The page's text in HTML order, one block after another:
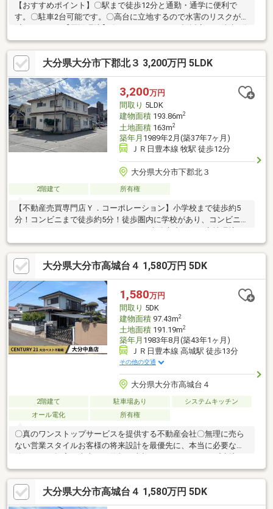
【おすすめポイント】〇駅まで徒歩12分と通勤・通学に便利で
す。〇駐車2台可能です。〇高台に立地するので水害のリスクが軽
(約350ｍ)〇ドラッグストアモリ下郡店まで徒歩8分(約500ｍ)〇ト
キハインダストリーアテオ下郡店まで徒歩21分(約1500ｍ)物件情
報を知りたい方は、【資料請求・お問合せ】をクリック◎内覧希
望の方やローンの相談をしたい方は、【来店して相談する】をク
リック◎
大分県大分市下郡北３ 3,200万円 5LDK
3,200万円
間取り 5LDK
建物面積193.86m2
土地面積163m2
築年月 1989年2月(築37年7ヶ月)
ＪＲ日豊本線 牧駅 徒歩12分
大分県大分市下郡北３
2階建て 所有権
【不動産売買専門店Ｙ．コーポレーション】小学校まで徒歩約5
分！コンビニまで徒歩約5分！徒歩圏内に学校があり、コンビニや
す！角地で開放的！住宅もさることながら、店舗などでも使用で
きる物件です！駐車場スペースも敷地内にあり！店舗兼住宅でも
使用可能です！是非ご検討ください。物件は現在居住中です。ご
案内は事前に予約が必要です。また、建物内部の家財道具は撤去
後にお引き渡しさせていただきます。お問い合わせをお待ちして
おります。【ナビ検索：大分市下郡北三丁目22-21】
大分県大分市高城台４ 1,580万円 5DK
1,580万円
間取り 5DK
建物面積97.43m2
土地面積191.19m2
築年月 1983年8月(築43年1ヶ月)
ＪＲ日豊本線 高城駅 徒歩13分
その他の交通
大分県大分市高城台４
2階建て 駐車場あり
システムキッチン
オール電化
所有権
〇真のワンストップサービスを提供する不動産会社〇無理に売ら
ない営業スタイルお客様の将来設計を最優先に、本当に必要な物
ワンストップサービス建設・リフォーム・保険まで、面倒な手続
きを一括サポート！徹底したお客様サポート土日祝日も即日対応
可能！住宅ローンも複数の銀行の中からベストな条件を探しま
す。キッズスペース・授乳室・お子様用のお飲み物完備でお子様
大分県大分市高城台４ 1,580万円 5DK